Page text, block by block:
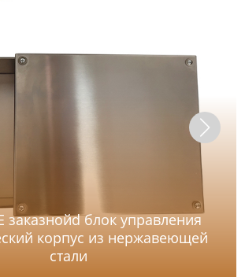
заказнойd блок управления
корпус из нержавеющей
стали